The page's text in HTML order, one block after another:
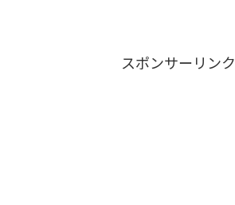
スポンサーリンク